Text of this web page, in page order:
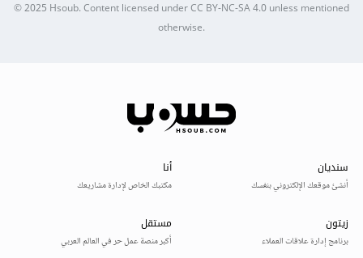
© 2025Hsoub.Content licensed underCC BY-NC-SA 4.0unless mentioned
otherwise.